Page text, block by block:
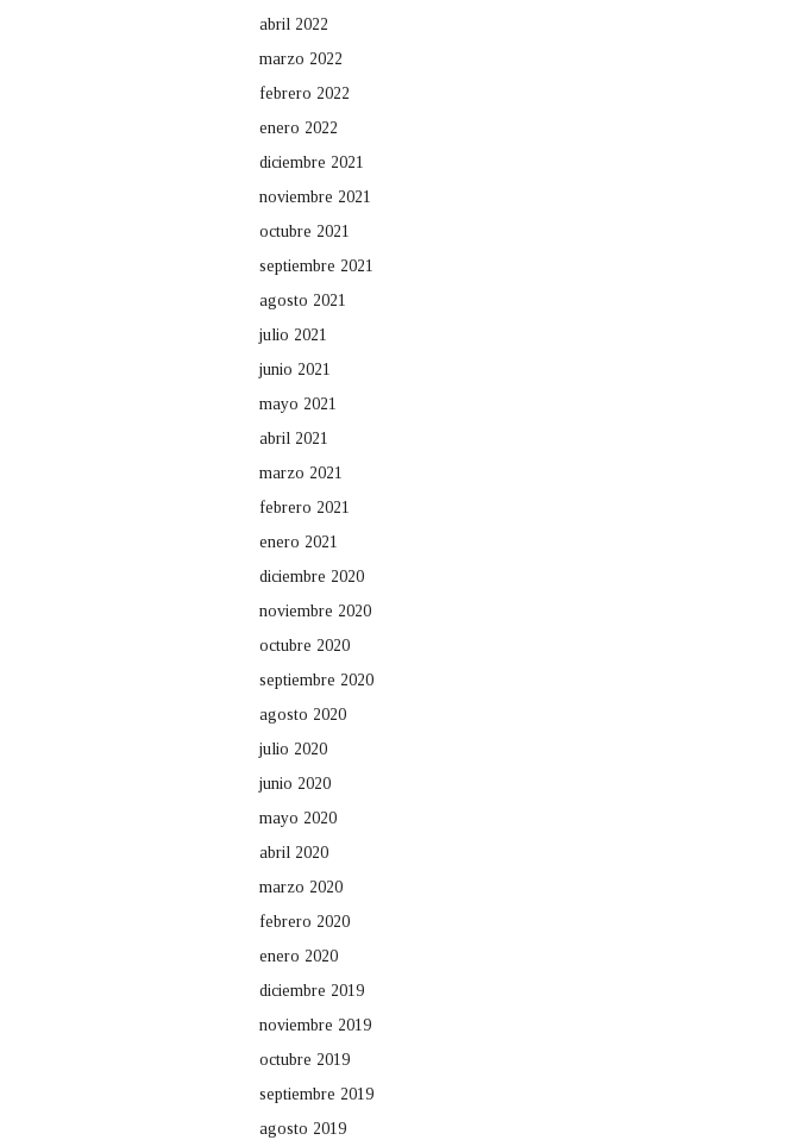
abril 2022
marzo 2022
febrero 2022
enero 2022
diciembre 2021
noviembre 2021
octubre 2021
septiembre 2021
agosto 2021
julio 2021
junio 2021
mayo 2021
abril 2021
marzo 2021
febrero 2021
enero 2021
diciembre 2020
noviembre 2020
octubre 2020
septiembre 2020
agosto 2020
julio 2020
junio 2020
mayo 2020
abril 2020
marzo 2020
febrero 2020
enero 2020
diciembre 2019
noviembre 2019
octubre 2019
septiembre 2019
agosto 2019